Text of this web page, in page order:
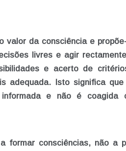
valor da consciência e
livres e agir
e acerto de
adequada. Isto significa
e não é coagida
a formar consciências, não a